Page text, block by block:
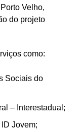
Velho,
do projeto
como:
Sociais do
– Interestadual;
Jovem;